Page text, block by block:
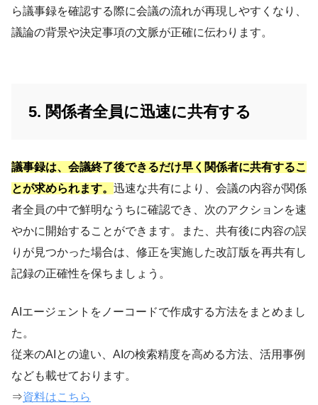
ら議事録を確認する際に会議の流れが再現しやすくなり、
議論の背景や決定事項の文脈が正確に伝わります。
5. 関係者全員に迅速に共有する
議事録は、会議終了後できるだけ早く関係者に共有するこ
とが求められます。 迅速な共有により、会議の内容が関係
者全員の中で鮮明なうちに確認でき、次のアクションを速
やかに開始することができます。また、共有後に内容の誤
りが見つかった場合は、修正を実施した改訂版を再共有し
記録の正確性を保ちましょう。
AIエージェントをノーコードで作成する方法をまとめまし
た。
従来のAIとの違い、AIの検索精度を高める方法、活用事例
なども載せております。
⇒資料はこちら